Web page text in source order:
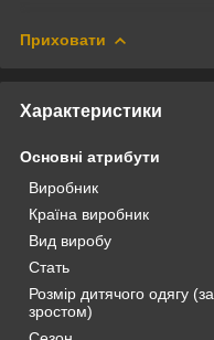
Приховати
Характеристики
Основні атрибути
Виробник
Країна виробник
Вид виробу
Стать
Розмір дитячого одягу (за
зростом)